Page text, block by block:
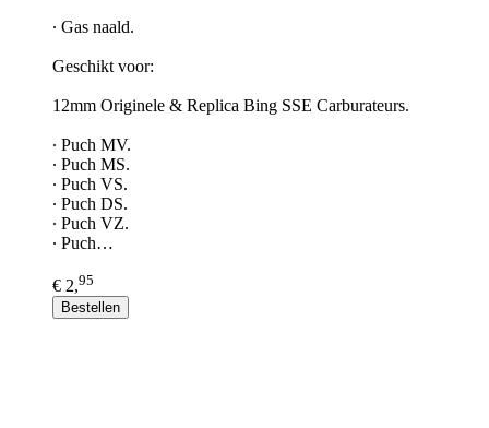
∙ Gas naald.
Geschikt voor:
12mm Originele & Replica Bing SSE Carburateurs.
∙ Puch MV.
∙ Puch MS.
∙ Puch VS.
∙ Puch DS.
∙ Puch VZ.
∙ Puch…
€ 2,95
Bestellen